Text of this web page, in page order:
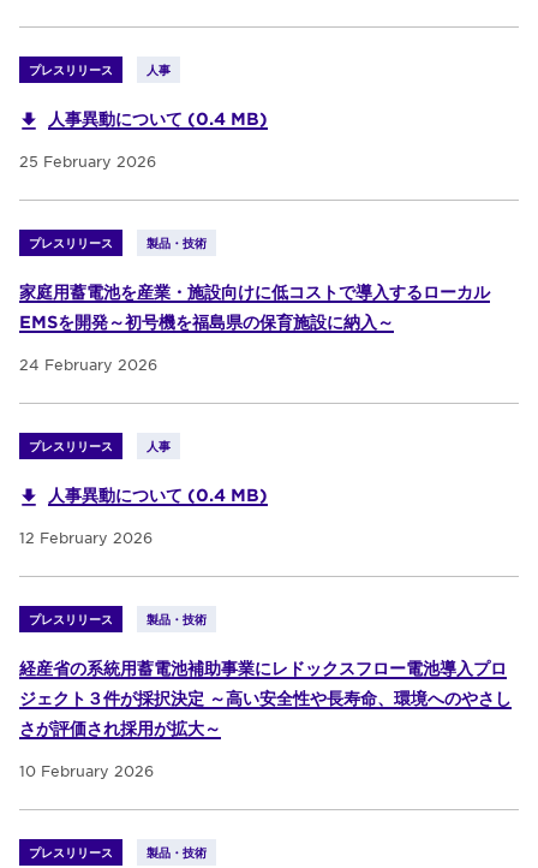
プレスリリース 人事
人事異動について (0.4 MB)
25 February 2026
プレスリリース 製品・技術
家庭用蓄電池を産業・施設向けに低コストで導入するローカル
EMSを開発～初号機を福島県の保育施設に納入～
24 February 2026
プレスリリース 人事
人事異動について (0.4 MB)
12 February 2026
プレスリリース 製品・技術
経産省の系統用蓄電池補助事業にレドックスフロー電池導入プロ
ジェクト３件が採択決定 ～高い安全性や長寿命、環境へのやさし
さが評価され採用が拡大～
10 February 2026
プレスリリース 製品・技術